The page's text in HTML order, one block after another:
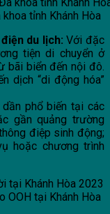
tỉnh Khánh Hòa
du lịch: Với đặc
tiện di chuyển ở
bãi biển đến nội đô.
dịch “di động hóa”
phổ biến tại các
gần quảng trường
điệp sinh động;
hoặc chương trình
OOH tại Khánh Hòa